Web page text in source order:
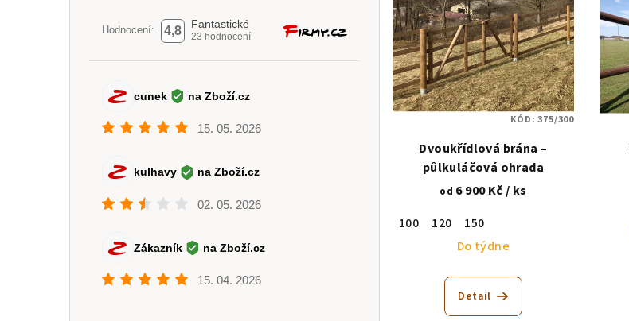
n
í
p
r
k
ý
p
i
s
d
Dvoukřídlová brána –
půlkuláčová ohrada
od 6 900 Kč/ ks
100
120
150
Do týdne
Detail
KÓD:375/300